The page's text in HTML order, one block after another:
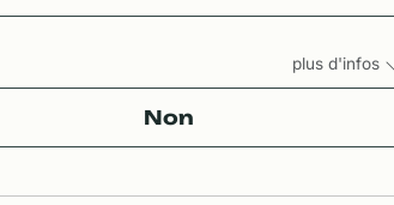
plus d'infos
Non